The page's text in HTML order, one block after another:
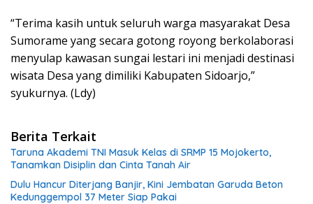
“Terima kasih untuk seluruh warga masyarakat Desa
Sumorame yang secara gotong royong berkolaborasi
menyulap kawasan sungai lestari ini menjadi destinasi
wisata Desa yang dimiliki Kabupaten Sidoarjo,”
syukurnya. (Ldy)
Berita Terkait
Taruna Akademi TNI Masuk Kelas di SRMP 15 Mojokerto,
Tanamkan Disiplin dan Cinta Tanah Air
Dulu Hancur Diterjang Banjir, Kini Jembatan Garuda Beton
Kedunggempol 37 Meter Siap Pakai